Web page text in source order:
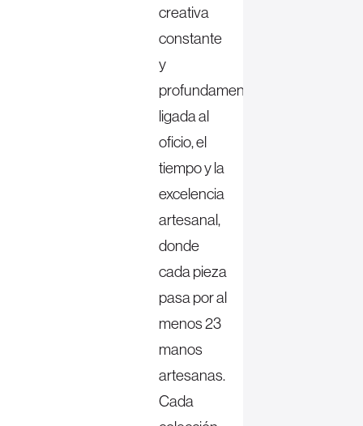
creativa
constante
y
profundamente
ligada al
oficio, el
tiempo y la
excelencia
artesanal,
donde
cada pieza
pasa por al
menos 23
manos
artesanas.
Cada